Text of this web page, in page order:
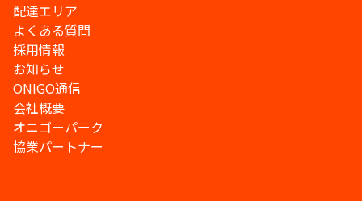
配達エリア
よくある質問
採用情報
お知らせ
ONIGO通信
会社概要
オニゴーパーク
協業パートナー